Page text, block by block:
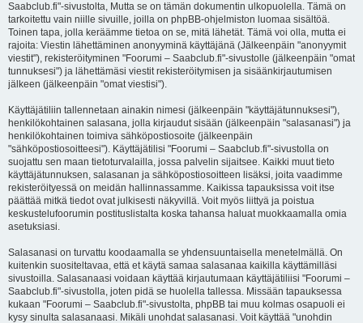
Saabclub.fi"-sivustolta, Mutta se on tämän dokumentin ulkopuolella. Tämä on
tarkoitettu vain niille sivuille, joilla on phpBB-ohjelmiston luomaa sisältöä.
Toinen tapa, jolla keräämme tietoa on se, mitä lähetät. Tämä voi olla, mutta ei
rajoita: Viestin lähettäminen anonyyminä käyttäjänä (Jälkeenpäin "anonyymit
viestit"), rekisteröityminen "Foorumi – Saabclub.fi"-sivustolle (jälkeenpäin "omat
tunnuksesi") ja lähettämäsi viestit rekisteröitymisen ja sisäänkirjautumisen
jälkeen (jälkeenpäin "omat viestisi").
Käyttäjätiliin tallennetaan ainakin nimesi (jälkeenpäin "käyttäjätunnuksesi"),
henkilökohtainen salasana, jolla kirjaudut sisään (jälkeenpäin "salasanasi") ja
henkilökohtainen toimiva sähköpostiosoite (jälkeenpäin
"sähköpostiosoitteesi"). Käyttäjätilisi "Foorumi – Saabclub.fi"-sivustolla on
suojattu sen maan tietoturvalailla, jossa palvelin sijaitsee. Kaikki muut tieto
käyttäjätunnuksen, salasanan ja sähköpostiosoitteen lisäksi, joita vaadimme
rekisteröityessä on meidän hallinnassamme. Kaikissa tapauksissa voit itse
päättää mitkä tiedot ovat julkisesti näkyvillä. Voit myös liittyä ja poistua
keskustelufoorumin postituslistalta koska tahansa haluat muokkaamalla omia
asetuksiasi.
Salasanasi on turvattu koodaamalla se yhdensuuntaisella menetelmällä. On
kuitenkin suositeltavaa, että et käytä samaa salasanaa kaikilla käyttämilläsi
sivustoilla. Salasanaasi voidaan käyttää kirjautumaan käyttäjätiliisi "Foorumi –
Saabclub.fi"-sivustolla, joten pidä se huolella tallessa. Missään tapauksessa
kukaan "Foorumi – Saabclub.fi"-sivustolta, phpBB tai muu kolmas osapuoli ei
kysy sinulta salasanaasi. Mikäli unohdat salasanasi. Voit käyttää "unohdin